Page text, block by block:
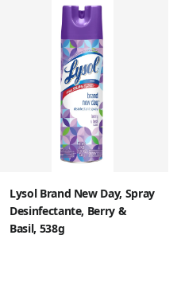
Lysol Brand New Day, Spray
Desinfectante, Berry &
Basil, 538g